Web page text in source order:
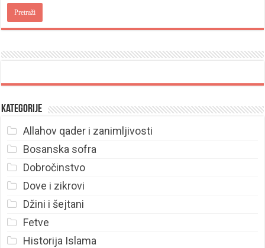
Kategorije
Allahov qader i zanimljivosti
Bosanska sofra
Dobročinstvo
Dove i zikrovi
Džini i šejtani
Fetve
Historija Islama